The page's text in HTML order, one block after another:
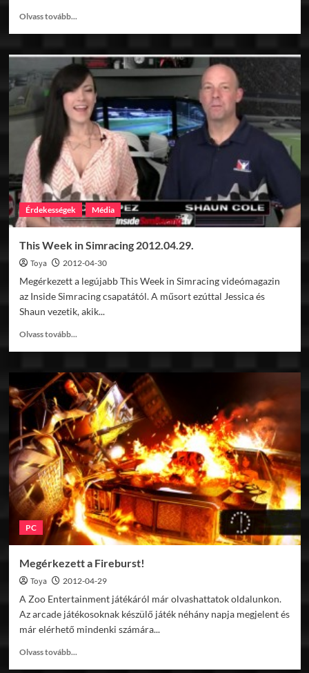
Olvass tovább...
Autocross
Buggy
1600
v1.0
Érdekességek Média
This Week in Simracing 2012.04.29.
Toya 2012-04-30
Megérkezett a legújabb This Week in Simracing videómagazin
az Inside Simracing csapatától. A műsort ezúttal Jessica és
Shaun vezetik, akik...
Olvass tovább...
This
Week
in
Simracing
2012.04.29.
PC
Megérkezett a Fireburst!
Toya 2012-04-29
A Zoo Entertainment játékáról már olvashattatok oldalunkon.
Az arcade játékosoknak készülő játék néhány napja megjelent és
már elérhető mindenki számára...
Olvass tovább...